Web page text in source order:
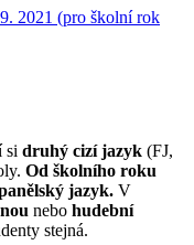
2021 (pro školní rok
si druhý cizí jazyk (FJ,
Od školního roku
jazyk. V
nebo hudební
stejná.